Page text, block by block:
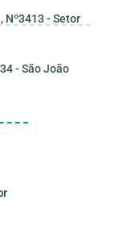
Nº3413 - Setor
- São João